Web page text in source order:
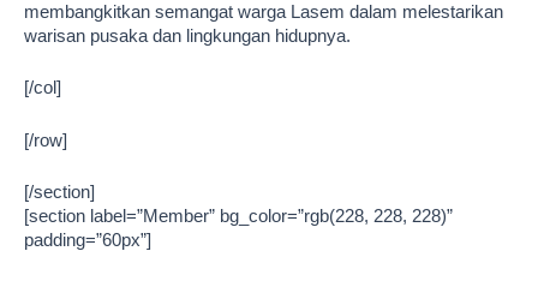
membangkitkan semangat warga Lasem dalam melestarikan
warisan pusaka dan lingkungan hidupnya.
[/col]
[/row]
[/section]
[section label=”Member” bg_color=”rgb(228, 228, 228)”
padding=”60px”]